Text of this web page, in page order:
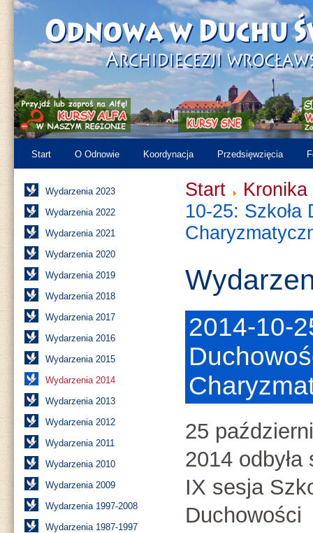
Start O Odnowie Koordynacja Przedsięwzięcia
Wydarzenia 2023
Wydarzenia 2022
Wydarzenia 2021
Wydarzenia 2020
Wydarzenia 2019
Wydarzenia 2018
Wydarzenia 2017
Wydarzenia 2016
Wydarzenia 2015
Wydarzenia 2014
Wydarzenia 2013
Wydarzenia 2012
Wydarzenia 2011
Wydarzenia 2010
Wydarzenia 2009
Wydarzenia 1997-2008
Wydarzenia 1987-1997
Start
Kronika
10-25: Szkoła
2014-10-
25
2014 odbyła
IX sesja
Duchowości